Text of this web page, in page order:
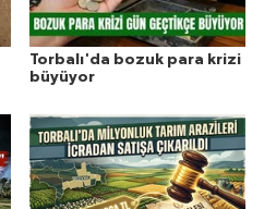
Torbalı'da bozuk para krizi
büyüyor